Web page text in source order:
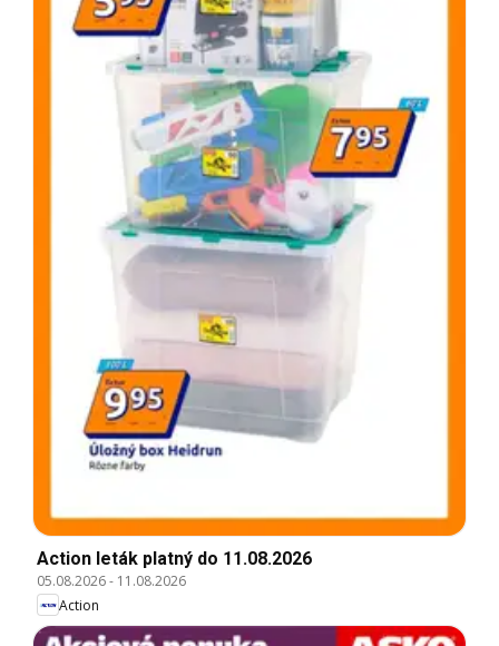
Action leták platný do 11.08.2026
05.08.2026- 11.08.2026
Action